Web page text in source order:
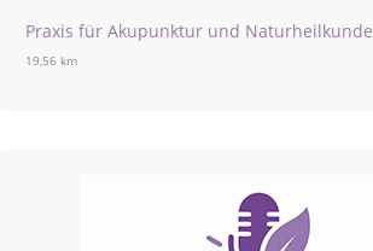
Praxis für Akupunktur und Naturheilkunde
19,56 km